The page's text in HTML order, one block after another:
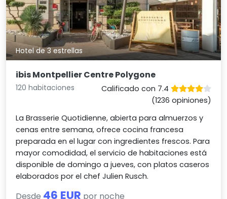
Hotel de 3 estrellas
ibis Montpellier Centre Polygone
120 habitaciones
Calificado con 7.4
(1236 opiniones)
La Brasserie Quotidienne, abierta para almuerzos y
cenas entre semana, ofrece cocina francesa
preparada en el lugar con ingredientes frescos. Para
mayor comodidad, el servicio de habitaciones está
disponible de domingo a jueves, con platos caseros
elaborados por el chef Julien Rusch.
Desde 46 EUR por noche